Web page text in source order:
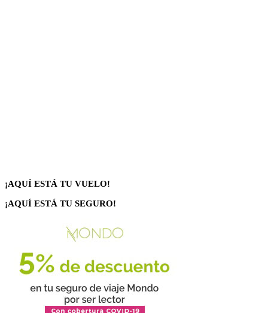
¡AQUÍ ESTÁ TU VUELO!
¡AQUÍ ESTÁ TU SEGURO!